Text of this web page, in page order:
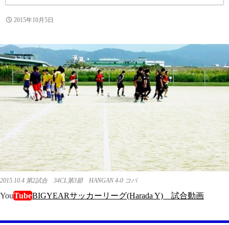
2015年10月5日
2015.10.4 第2試合 34CL第3節 HANGAN 4-0 コパ
YouTubeBIGYEARサッカーリーグ(Harada Y) 試合動画